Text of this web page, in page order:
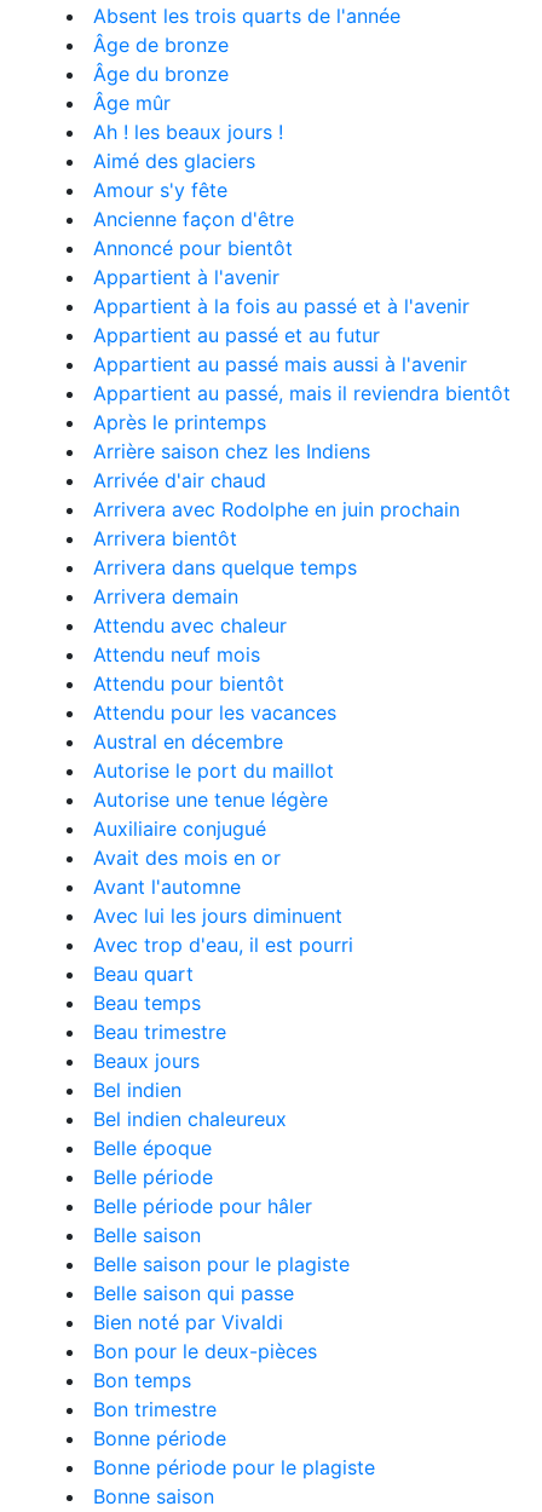
Absent les trois quarts de l'année
Âge de bronze
Âge du bronze
Âge mûr
Ah ! les beaux jours !
Aimé des glaciers
Amour s'y fête
Ancienne façon d'être
Annoncé pour bientôt
Appartient à l'avenir
Appartient à la fois au passé et à l'avenir
Appartient au passé et au futur
Appartient au passé mais aussi à l'avenir
Appartient au passé, mais il reviendra bientôt
Après le printemps
Arrière saison chez les Indiens
Arrivée d'air chaud
Arrivera avec Rodolphe en juin prochain
Arrivera bientôt
Arrivera dans quelque temps
Arrivera demain
Attendu avec chaleur
Attendu neuf mois
Attendu pour bientôt
Attendu pour les vacances
Austral en décembre
Autorise le port du maillot
Autorise une tenue légère
Auxiliaire conjugué
Avait des mois en or
Avant l'automne
Avec lui les jours diminuent
Avec trop d'eau, il est pourri
Beau quart
Beau temps
Beau trimestre
Beaux jours
Bel indien
Bel indien chaleureux
Belle époque
Belle période
Belle période pour hâler
Belle saison
Belle saison pour le plagiste
Belle saison qui passe
Bien noté par Vivaldi
Bon pour le deux-pièces
Bon temps
Bon trimestre
Bonne période
Bonne période pour le plagiste
Bonne saison